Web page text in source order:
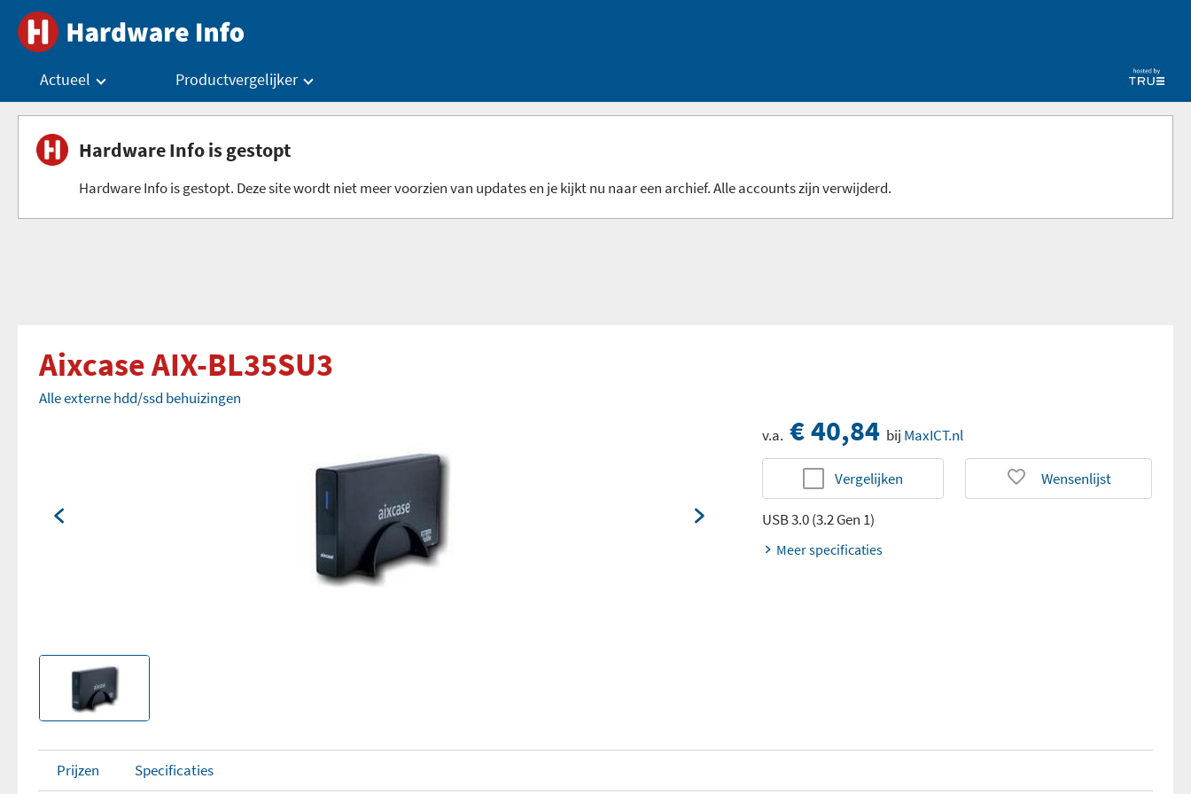
Actueel Productvergelijker
Hardware Info is gestopt
Hardware Info is gestopt. Deze site wordt niet meer voorzien van updates en je kijkt nu naar een archief. Alle accounts zijn verwijderd.
Aixcase AIX-BL35SU3
Alle externe hdd/ssd behuizingen
v.a. € 40,84 bij MaxICT.nl
Vergelijken Wensenlijst
USB 3.0 (3.2 Gen 1)
Meer specificaties
Prijzen Specificaties